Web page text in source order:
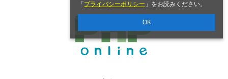
「 プライバシーポリシー 」をお読みください。
OK